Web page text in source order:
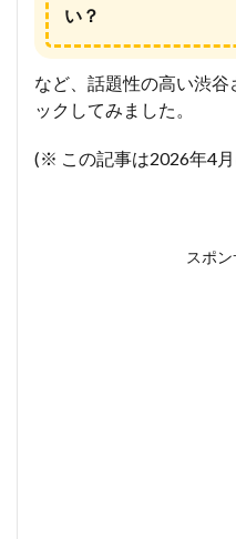
い？
など、話題性の高い渋
ックしてみました。
(※ この記事は2026年4
スポ